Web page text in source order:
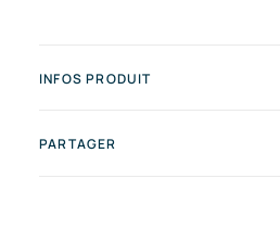
INFOS PRODUIT
PARTAGER